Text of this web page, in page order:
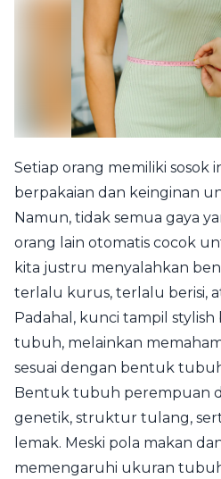
Setiap orang memiliki sosok
berpakaian dan keinginan
Namun, tidak semua gaya
orang lain otomatis cocok
kita justru menyalahkan
terlalu kurus, terlalu berisi,
Padahal, kunci tampil
tubuh, melainkan
sesuai dengan bentuk
Bentuk tubuh perempuan
genetik, struktur tulang,
lemak. Meski pola makan
memengaruhi ukuran